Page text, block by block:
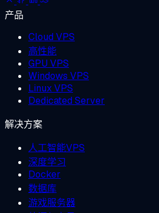
产品
Cloud VPS
高性能
GPU VPS
Windows VPS
Linux VPS
Dedicated Server
解决方案
人工智能VPS
深度学习
Docker
数据库
游戏服务器